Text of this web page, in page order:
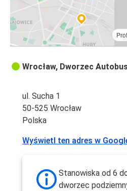
Wrocław, Dworzec
ul. Sucha 1
50-525 Wrocław
Polska
Wyświetl ten adres w
Stanowiska od 6
dworzec